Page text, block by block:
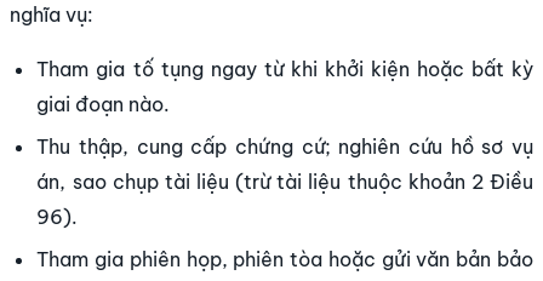
nghĩa vụ:
Tham gia tố tụng ngay từ khi khởi kiện hoặc bất kỳ
giai đoạn nào.
Thu thập, cung cấp chứng cứ; nghiên cứu hồ sơ vụ
án, sao chụp tài liệu (trừ tài liệu thuộc khoản 2 Điều
96).
Tham gia phiên họp, phiên tòa hoặc gửi văn bản bảo